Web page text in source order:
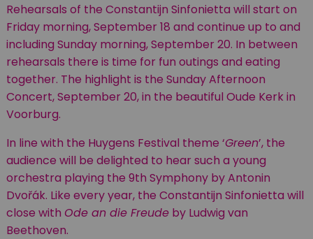
Rehearsals of the Constantijn Sinfonietta will start on
Friday morning, September 18 and continue up to and
including Sunday morning, September 20. In between
rehearsals there is time for fun outings and eating
together. The highlight is the Sunday Afternoon
Concert, September 20, in the beautiful Oude Kerk in
Voorburg.
In line with the Huygens Festival theme ‘Green’, the
audience will be delighted to hear such a young
orchestra playing the 9th Symphony by Antonin
Dvořák. Like every year, the Constantijn Sinfonietta will
close with Ode an die Freude by Ludwig van
Beethoven.